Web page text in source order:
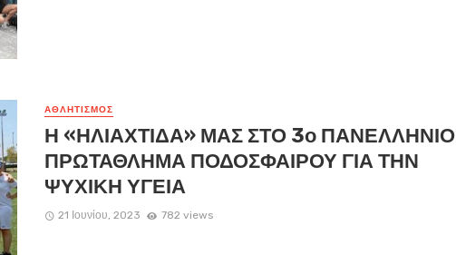
ΑΘΛΗΤΙΣΜΌΣ
Η «ΗΛΙΑΧΤΙΔΑ» ΜΑΣ ΣΤΟ 3ο ΠΑΝΕΛΛΗΝΙΟ
ΠΡΩΤΑΘΛΗΜΑ ΠΟΔΟΣΦΑΙΡΟΥ ΓΙΑ ΤΗΝ
ΨΥΧΙΚΗ ΥΓΕΙΑ
21 Ιουνίου, 2023 782 views